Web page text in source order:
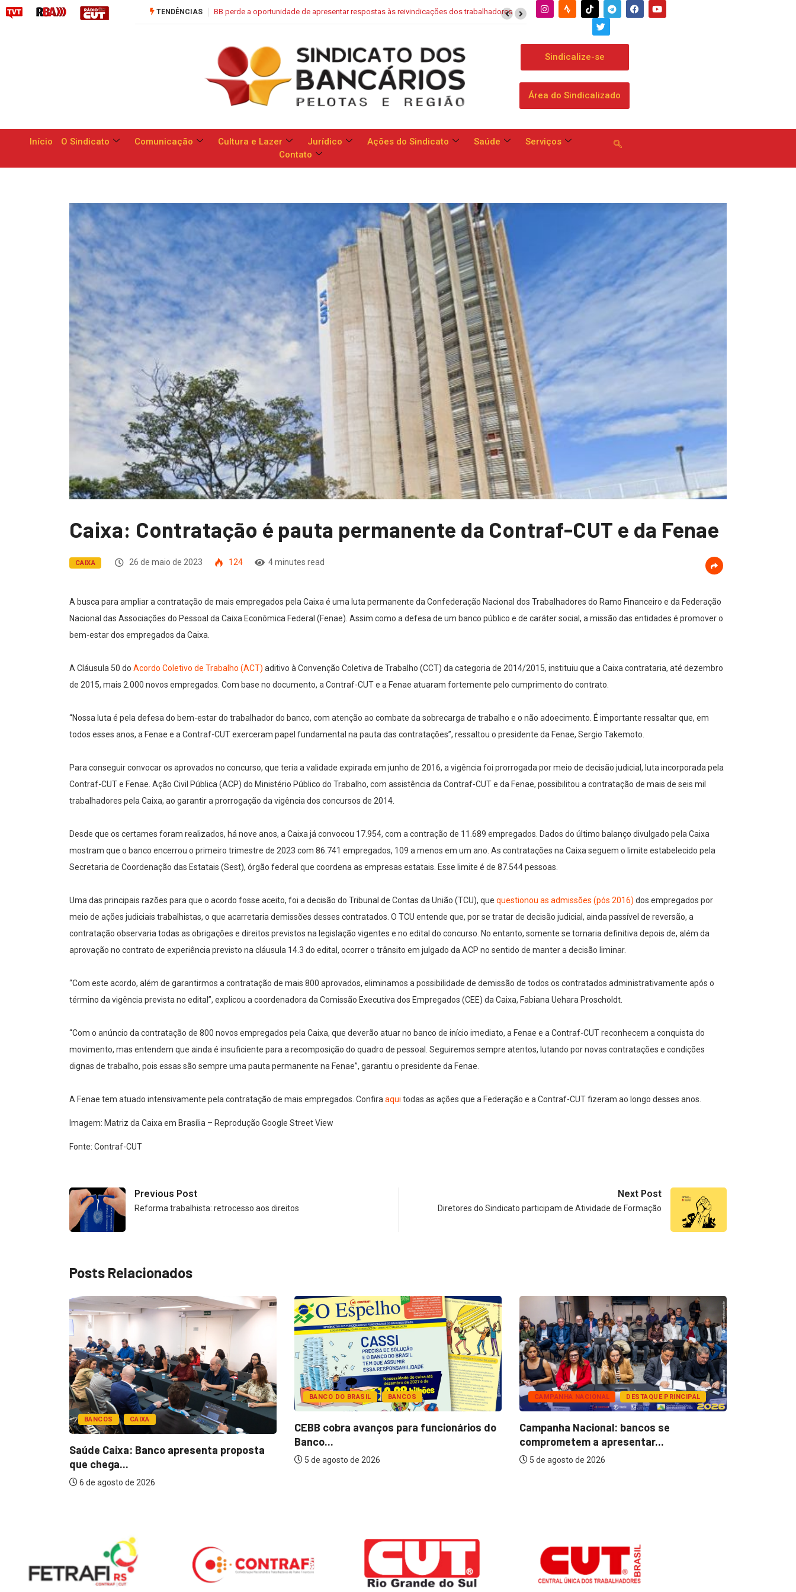
TENDÊNCIAS
de apresentar respostas às reivindicações dos trabalhadores Saúde Caixa: Banco apresenta proposta que chega a dobrar mensalidade
Sindicalize-se
Área do Sindicalizado
Início O Sindicato Comunicação Cultura e Lazer Jurídico Ações do Sindicato Saúde
Serviços
Contato
Caixa: Contratação é pauta permanente da Contraf-CUT e da Fenae
CAIXA 26 de maio de 2023 124 4 minutes read
A busca para ampliar a contratação de mais empregados pela Caixa é uma luta permanente da Confederação Nacional dos Trabalhadores do Ramo Financeiro e da Federação
Nacional das Associações do Pessoal da Caixa Econômica Federal (Fenae). Assim como a defesa de um banco público e de caráter social, a missão das entidades é promover o
bem-estar dos empregados da Caixa.
A Cláusula 50 do Acordo Coletivo de Trabalho (ACT) aditivo à Convenção Coletiva de Trabalho (CCT) da categoria de 2014/2015, instituiu que a Caixa contrataria, até dezembro
de 2015, mais 2.000 novos empregados. Com base no documento, a Contraf-CUT e a Fenae atuaram fortemente pelo cumprimento do contrato.
“Nossa luta é pela defesa do bem-estar do trabalhador do banco, com atenção ao combate da sobrecarga de trabalho e o não adoecimento. É importante ressaltar que, em
todos esses anos, a Fenae e a Contraf-CUT exerceram papel fundamental na pauta das contratações”, ressaltou o presidente da Fenae, Sergio Takemoto.
Para conseguir convocar os aprovados no concurso, que teria a validade expirada em junho de 2016, a vigência foi prorrogada por meio de decisão judicial, luta incorporada pela
Contraf-CUT e Fenae. Ação Civil Pública (ACP) do Ministério Público do Trabalho, com assistência da Contraf-CUT e da Fenae, possibilitou a contratação de mais de seis mil
trabalhadores pela Caixa, ao garantir a prorrogação da vigência dos concursos de 2014.
Desde que os certames foram realizados, há nove anos, a Caixa já convocou 17.954, com a contração de 11.689 empregados. Dados do último balanço divulgado pela Caixa
mostram que o banco encerrou o primeiro trimestre de 2023 com 86.741 empregados, 109 a menos em um ano. As contratações na Caixa seguem o limite estabelecido pela
Secretaria de Coordenação das Estatais (Sest), órgão federal que coordena as empresas estatais. Esse limite é de 87.544 pessoas.
Uma das principais razões para que o acordo fosse aceito, foi a decisão do Tribunal de Contas da União (TCU), que questionou as admissões (pós 2016) dos empregados por
meio de ações judiciais trabalhistas, o que acarretaria demissões desses contratados. O TCU entende que, por se tratar de decisão judicial, ainda passível de reversão, a
contratação observaria todas as obrigações e direitos previstos na legislação vigentes e no edital do concurso. No entanto, somente se tornaria definitiva depois de, além da
aprovação no contrato de experiência previsto na cláusula 14.3 do edital, ocorrer o trânsito em julgado da ACP no sentido de manter a decisão liminar.
“Com este acordo, além de garantirmos a contratação de mais 800 aprovados, eliminamos a possibilidade de demissão de todos os contratados administrativamente após o
término da vigência prevista no edital”, explicou a coordenadora da Comissão Executiva dos Empregados (CEE) da Caixa, Fabiana Uehara Proscholdt.
“Com o anúncio da contratação de 800 novos empregados pela Caixa, que deverão atuar no banco de início imediato, a Fenae e a Contraf-CUT reconhecem a conquista do
movimento, mas entendem que ainda é insuficiente para a recomposição do quadro de pessoal. Seguiremos sempre atentos, lutando por novas contratações e condições
dignas de trabalho, pois essas são sempre uma pauta permanente na Fenae”, garantiu o presidente da Fenae.
A Fenae tem atuado intensivamente pela contratação de mais empregados. Confira aqui todas as ações que a Federação e a Contraf-CUT fizeram ao longo desses anos.
Imagem: Matriz da Caixa em Brasília – Reprodução Google Street View
Fonte: Contraf-CUT
Previous Post
Reforma trabalhista: retrocesso aos direitos
Next Post
Diretores do Sindicato participam de Atividade de Formação
Posts Relacionados
BANCOS CAIXA
Saúde Caixa: Banco apresenta proposta
que chega...
6 de agosto de 2026
BANCO DO BRASIL BANCOS
CEBB cobra avanços para funcionários do
Banco...
5 de agosto de 2026
CAMPANHA NACIONAL DESTAQUE PRINCIPAL
Campanha Nacional: bancos se
comprometem a apresentar...
5 de agosto de 2026